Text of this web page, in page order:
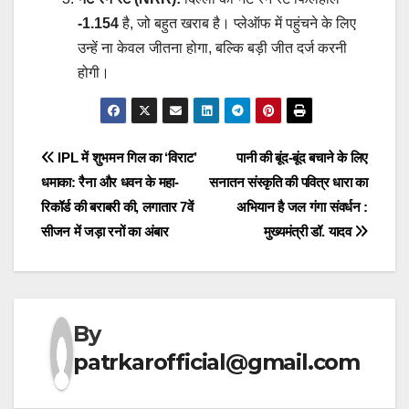
-1.154है, जो बहुत खराब है। प्लेऑफ में पहुंचने के लिए
उन्हें ना केवल जीतना होगा, बल्कि बड़ी जीत दर्ज करनी
होगी।
Post
navigation
पानी की बूंद-बूंद बचाने के लिए
सनातन संस्कृति की पवित्र धारा का
अभियान है जल गंगा संवर्धन :
मुख्यमंत्री डॉ. यादव
IPL में शुभमन गिल का ‘विराट’
धमाका: रैना और धवन के महा-
रिकॉर्ड की बराबरी की, लगातार 7वें
सीजन में जड़ा रनों का अंबार
By
patrkarofficial@gmail.com